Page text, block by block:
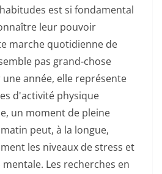
est si fondamental
leur pouvoir
marche quotidienne de
pas grand-chose
année, elle représente
d'activité physique
un moment de pleine
peut, à la longue,
les niveaux de stress et
Les recherches en